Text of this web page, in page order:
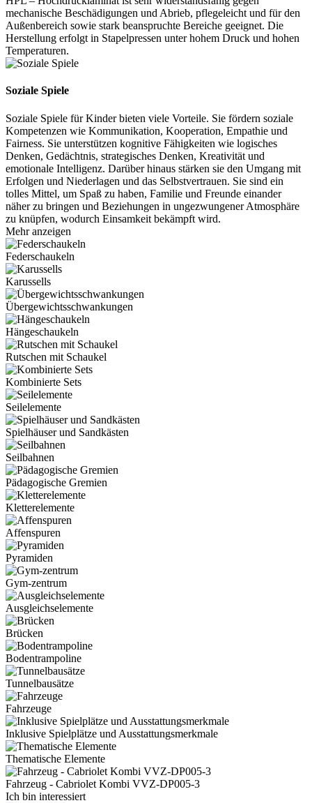
mechanische Beschädigungen und Abrieb, pflegeleicht und für den
Außenbereich sowie stark beanspruchte Bereiche geeignet. Die
Herstellung erfolgt in Stapelpressen unter hohem Druck und hohen
Temperaturen.
Soziale Spiele
Soziale Spiele für Kinder bieten viele Vorteile. Sie fördern soziale
Kompetenzen wie Kommunikation, Kooperation, Empathie und
Fairness. Sie unterstützen kognitive Fähigkeiten wie logisches
Denken, Gedächtnis, strategisches Denken, Kreativität und
emotionale Intelligenz. Darüber hinaus stärken sie den Umgang mit
Erfolgen und Niederlagen und das Selbstvertrauen. Sie sind ein
tolles Mittel, um Spaß zu haben, Familie und Freunde einander
näher zu bringen und Beziehungen in ungezwungener Atmosphäre
zu knüpfen, wodurch Einsamkeit bekämpft wird.
Mehr anzeigen
Federschaukeln
Karussells
Übergewichtsschwankungen
Hängeschaukeln
Rutschen mit Schaukel
Kombinierte Sets
Seilelemente
Spielhäuser und Sandkästen
Seilbahnen
Pädagogische Gremien
Kletterelemente
Affenspuren
Pyramiden
Gym-zentrum
Ausgleichselemente
Brücken
Bodentrampoline
Tunnelbausätze
Fahrzeuge
Inklusive Spielplätze und Ausstattungsmerkmale
Thematische Elemente
Fahrzeug - Cabriolet Kombi VVZ-DP005-3
Ich bin interessiert